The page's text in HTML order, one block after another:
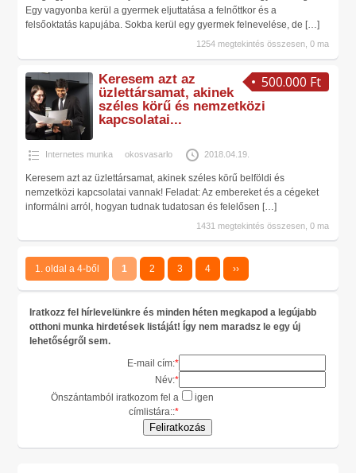
Egy vagyonba kerül a gyermek eljuttatása a felnőttkor és a
felsőoktatás kapujába. Sokba kerül egy gyermek felnevelése, de […]
1254 megtekintés összesen, 0 ma
500.000 Ft
Keresem azt az
üzlettársamat, akinek
széles körű és nemzetközi
kapcsolatai...
Internetes munka okosvasarlo 2018.04.19.
Keresem azt az üzlettársamat, akinek széles körű belföldi és
nemzetközi kapcsolatai vannak! Feladat: Az embereket és a cégeket
informálni arról, hogyan tudnak tudatosan és felelősen […]
1431 megtekintés összesen, 0 ma
1. oldal a 4-ből 1 2 3 4 ››
Iratkozz fel hírlevelünkre és minden héten megkapod a legújabb
otthoni munka hirdetések listáját! Így nem maradsz le egy új
lehetőségről sem.
E-mail cím:*
Név:*
Önszántamból iratkozom fel a
címlistára::*
igen